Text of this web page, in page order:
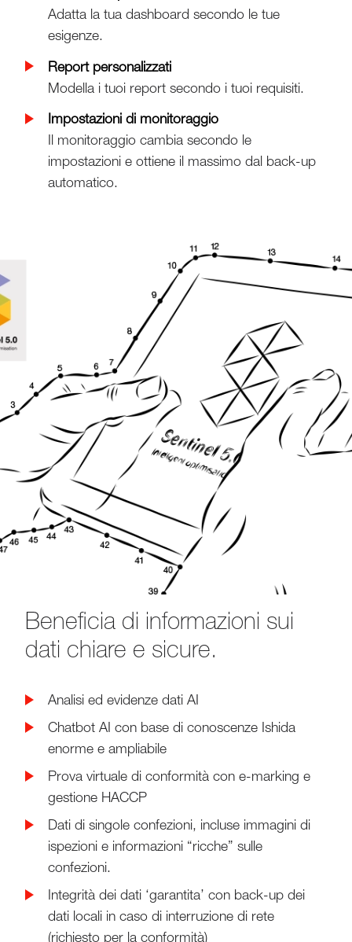
Adatta la tua dashboard secondo le tue
esigenze.
Report personalizzati
Modella i tuoi report secondo i tuoi requisiti.
Impostazioni di monitoraggio
Il monitoraggio cambia secondo le
impostazioni e ottiene il massimo dal back-up
automatico.
Beneficia di informazioni sui
dati chiare e sicure.
Analisi ed evidenze dati AI
Chatbot AI con base di conoscenze Ishida
enorme e ampliabile
Prova virtuale di conformità con e-marking e
gestione HACCP
Dati di singole confezioni, incluse immagini di
ispezioni e informazioni “ricche” sulle
confezioni.
Integrità dei dati ‘garantita’ con back-up dei
dati locali in caso di interruzione di rete
(richiesto per la conformità)